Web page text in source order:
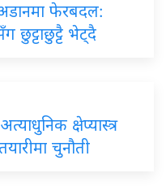
अडानमा फेरबदल:
छुट्टाछुट्टै भेट्दै
क्षेप्यास्त्र
चुनौती